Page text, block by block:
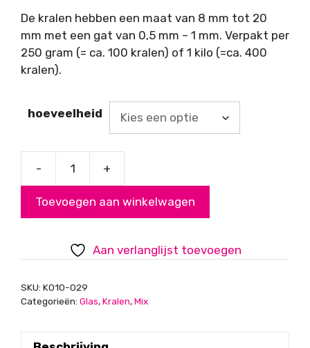
tot
€ 15,00
De kralen hebben een maat van 8 mm tot 20
mm met een gat van 0,5 mm – 1 mm. Verpakt per
250 gram (= ca. 100 kralen) of 1 kilo (=ca. 400
kralen).
hoeveelheid
-
oranje
+
Toevoegen aan winkelwagen
Aan verlanglijst toevoegen
SKU: K010-029
Categorieën: Glas,Kralen,Mix